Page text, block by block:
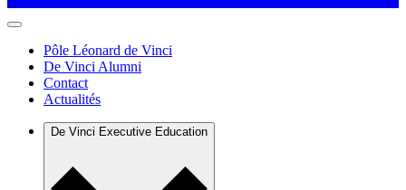
Pôle Léonard de Vinci
De Vinci Alumni
Contact
Actualités
De Vinci Executive Education